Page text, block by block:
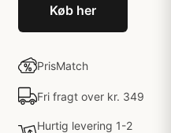
Køb her
PrisMatch
Fri fragt over kr. 349
Hurtig levering 1-2